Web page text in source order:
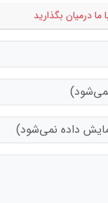
ما درمیان بگذارید